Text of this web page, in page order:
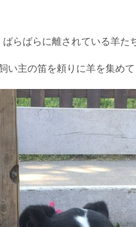
ばらばらに離されている羊た
い主の笛を頼りに羊を集め